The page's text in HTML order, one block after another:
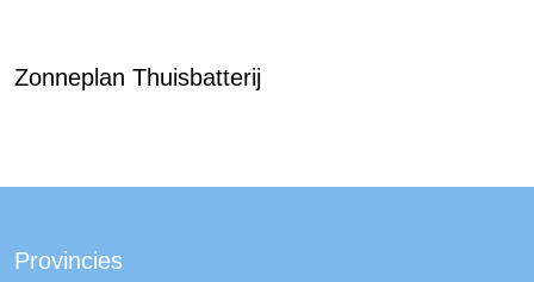
Zonneplan Thuisbatterij
Provincies